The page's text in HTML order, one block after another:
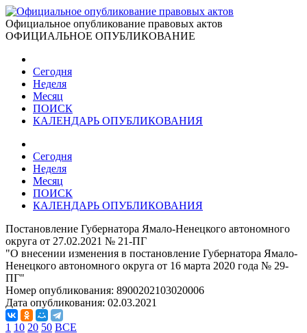
Официальное опубликование правовых актов
ОФИЦИАЛЬНОЕ ОПУБЛИКОВАНИЕ
Сегодня
Неделя
Месяц
ПОИСК
КАЛЕНДАРЬ ОПУБЛИКОВАНИЯ
Сегодня
Неделя
Месяц
ПОИСК
КАЛЕНДАРЬ ОПУБЛИКОВАНИЯ
Постановление Губернатора Ямало-Ненецкого автономного
округа от 27.02.2021 № 21-ПГ
"О внесении изменения в постановление Губернатора Ямало-
Ненецкого автономного округа от 16 марта 2020 года № 29-
ПГ"
Номер опубликования: 8900202103020006
Дата опубликования: 02.03.2021
1 10 20 50 ВСЕ